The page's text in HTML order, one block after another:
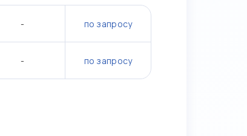
- по запросу
- по запросу